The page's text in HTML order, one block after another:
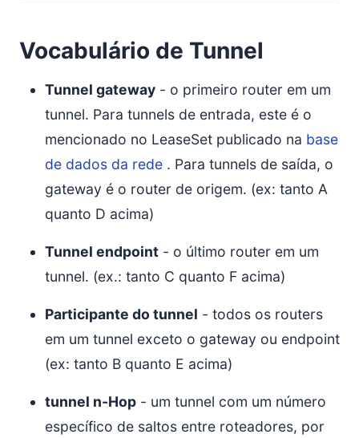
Vocabulário de Tunnel
Tunnel gateway - o primeiro router em um
tunnel. Para tunnels de entrada, este é o
mencionado no LeaseSet publicado na base
de dados da rede . Para tunnels de saída, o
gateway é o router de origem. (ex: tanto A
quanto D acima)
Tunnel endpoint - o último router em um
tunnel. (ex.: tanto C quanto F acima)
Participante do tunnel - todos os routers
em um tunnel exceto o gateway ou endpoint
(ex: tanto B quanto E acima)
tunnel n-Hop - um tunnel com um número
específico de saltos entre roteadores, por